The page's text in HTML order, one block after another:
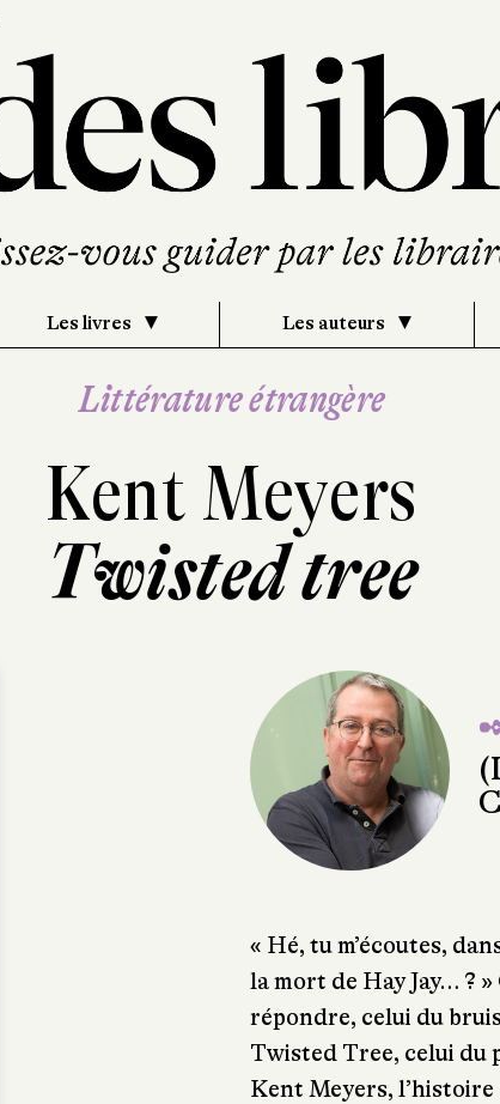
Les livres Les auteurs
Littérature étrangère
Kent Meyers
Twisted tree
« Hé, tu m’écoutes,
la mort de Hay Jay… ?
répondre, celui du
Twisted Tree, celui du
Kent Meyers, l’histoire